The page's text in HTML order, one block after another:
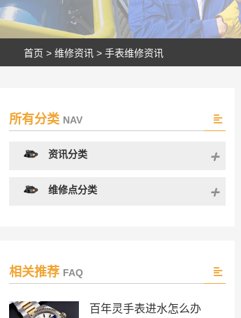
首页 > 维修资讯 > 手表维修资讯
所有分类 NAV
资讯分类
维修点分类
相关推荐 FAQ
百年灵手表进水怎么办